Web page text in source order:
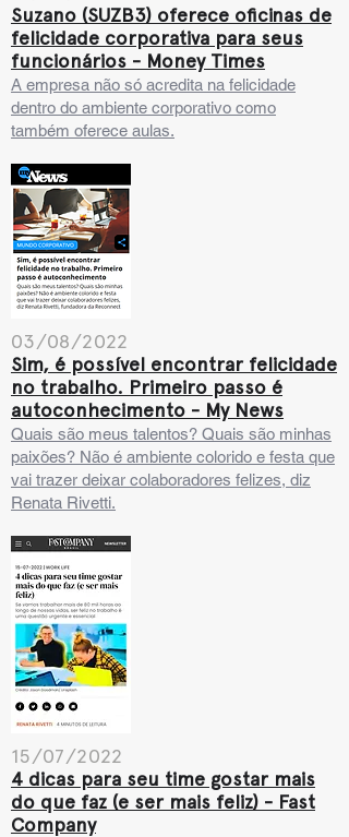
Suzano (SUZB3) oferece oficinas de
felicidade corporativa para seus
funcionários - Money Times
A empresa não só acredita na felicidade
dentro do ambiente corporativo como
também oferece aulas.
03/08/2022
Sim, é possível encontrar felicidade
no trabalho. Primeiro passo é
autoconhecimento - My News
Quais são meus talentos? Quais são minhas
paixões? Não é ambiente colorido e festa que
vai trazer deixar colaboradores felizes, diz
Renata Rivetti.
15/07/2022
4 dicas para seu time gostar mais
do que faz (e ser mais feliz) - Fast
Company